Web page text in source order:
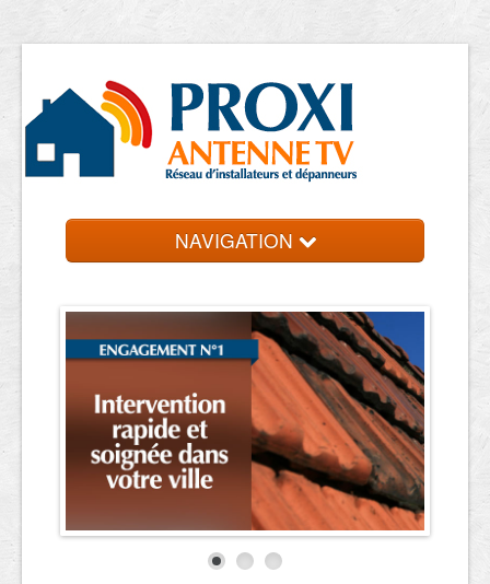
NAVIGATION
Entreprise près de chez vous